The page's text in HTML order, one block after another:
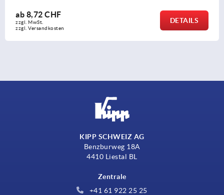
ab
zzgl. Versandkosten
KIPP SCHWEIZ AG
Benzburweg 18A
4410 Liestal BL
Zentrale
+41 61 922 25 25